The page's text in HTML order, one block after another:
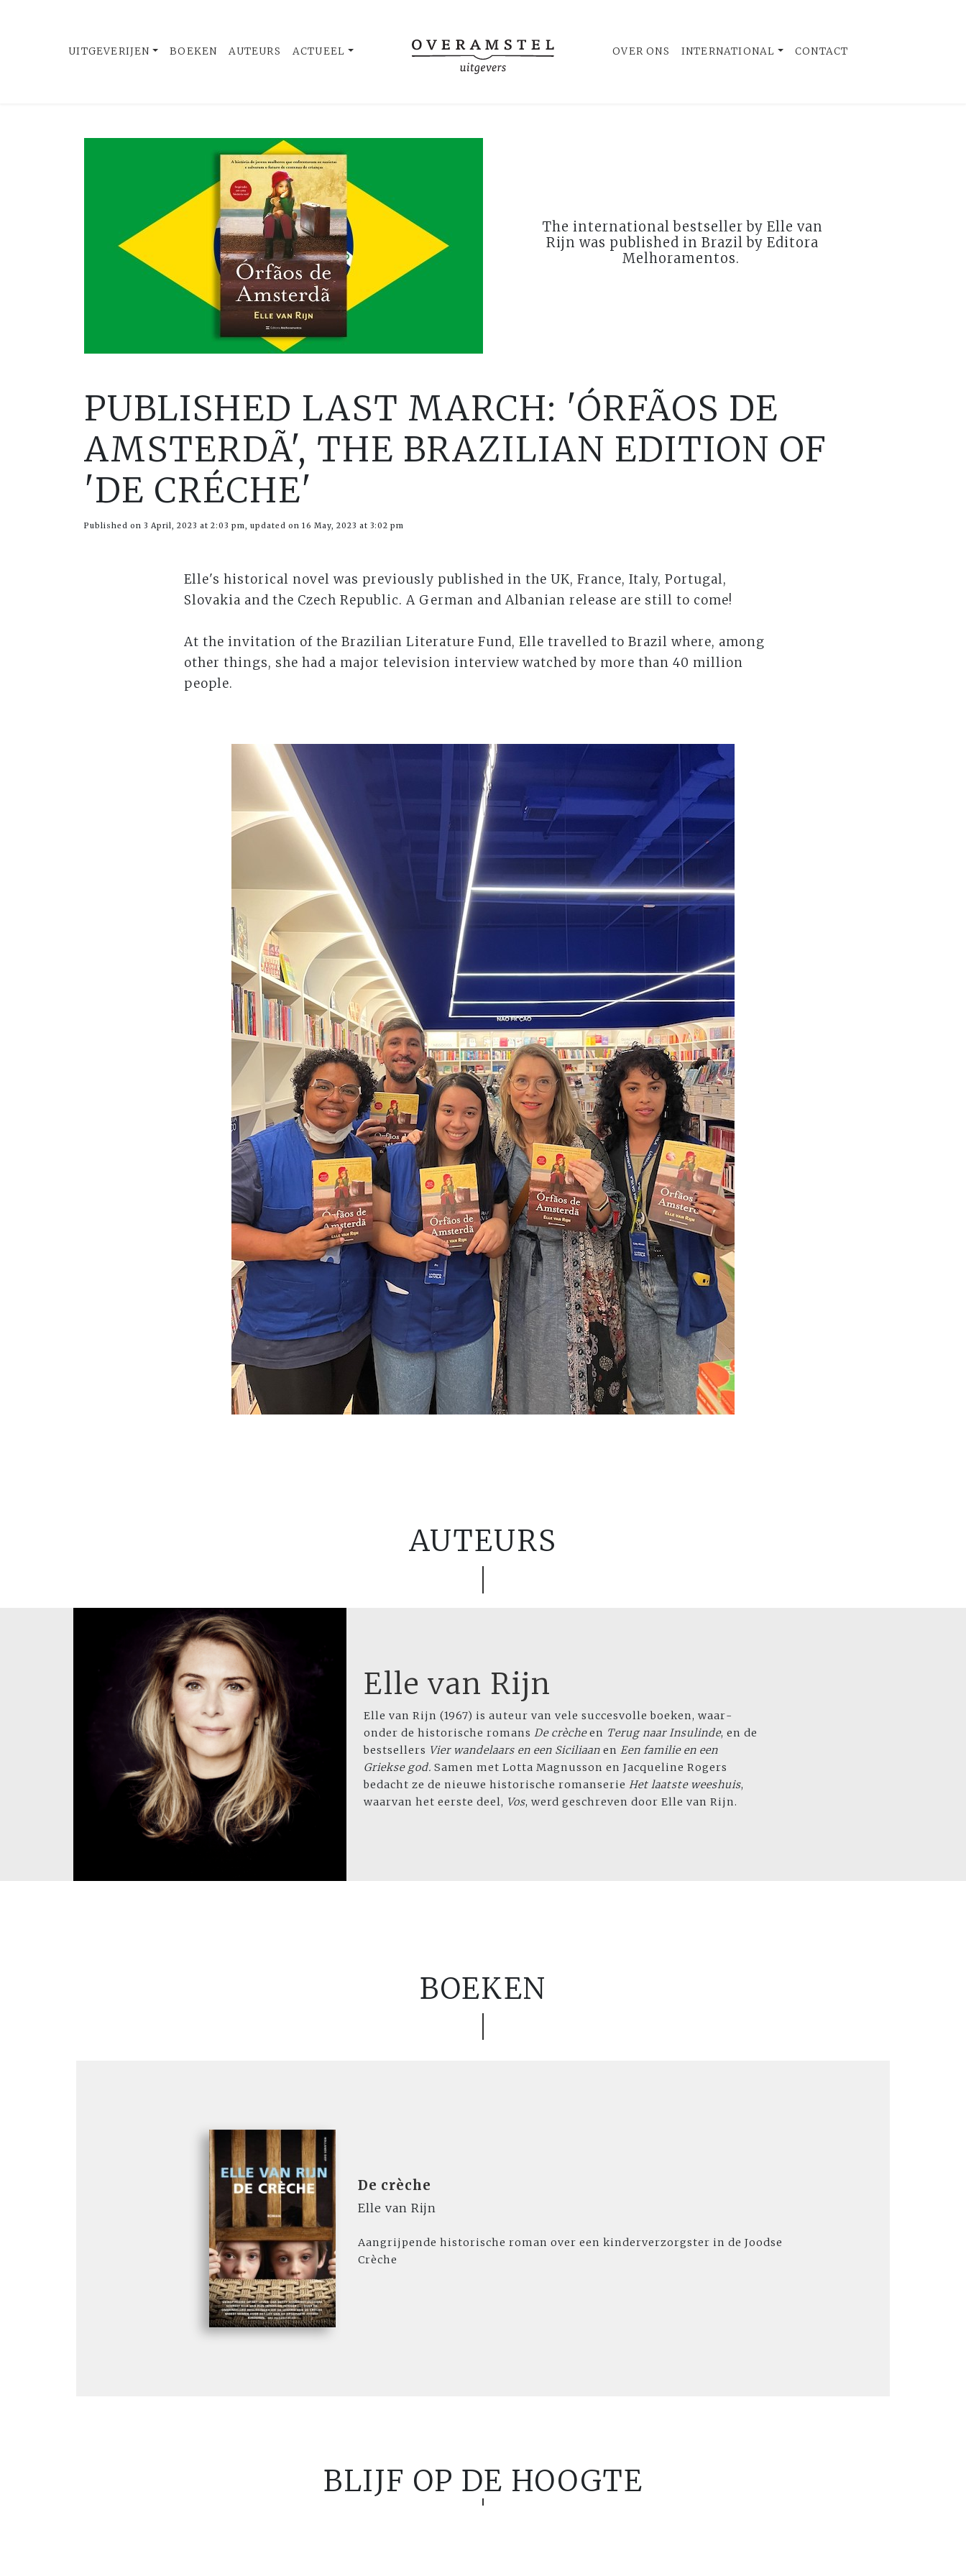
UITGEVERIJEN BOEKEN AUTEURS ACTUEEL OVER ONS INTERNATIONAL CONTACT
The international bestseller by Elle van
Rijn was published in Brazil by Editora
Melhoramentos.
PUBLISHED LAST MARCH: 'ÓRFÃOS DE
AMSTERDÃ', THE BRAZILIAN EDITION OF
'DE CRÉCHE'
Published on 3 April, 2023 at 2:03 pm, updated on 16 May, 2023 at 3:02 pm
Elle's historical novel was previously published in the UK, France, Italy, Portugal,
Slovakia and the Czech Republic. A German and Albanian release are still to come!
At the invitation of the Brazilian Literature Fund, Elle travelled to Brazil where, among
other things, she had a major television interview watched by more than 40 million
people.
AUTEURS
Elle van Rijn
Elle van Rijn (1967) is auteur van vele succesvolle boeken, waar­
onder de historische romans De crècheen Terug naar Insulinde, en de
bestsellers Vier wandelaars en een Siciliaan en Een familie en een
Griekse god. Samen met Lotta Magnusson en Jacqueline Rogers
bedacht ze de nieuwe historische romanserie Het laatste weeshuis,
waarvan het eerste deel, Vos, werd geschreven door Elle van Rijn.
BOEKEN
De crèche
Elle van Rijn
Aangrijpende historische roman over een kinderverzorgster in de Joodse
Crèche
BLIJF OP DE HOOGTE